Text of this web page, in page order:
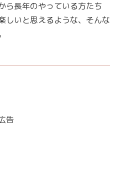
ら長年のやっている方たち
しいと思えるような、そんな
告